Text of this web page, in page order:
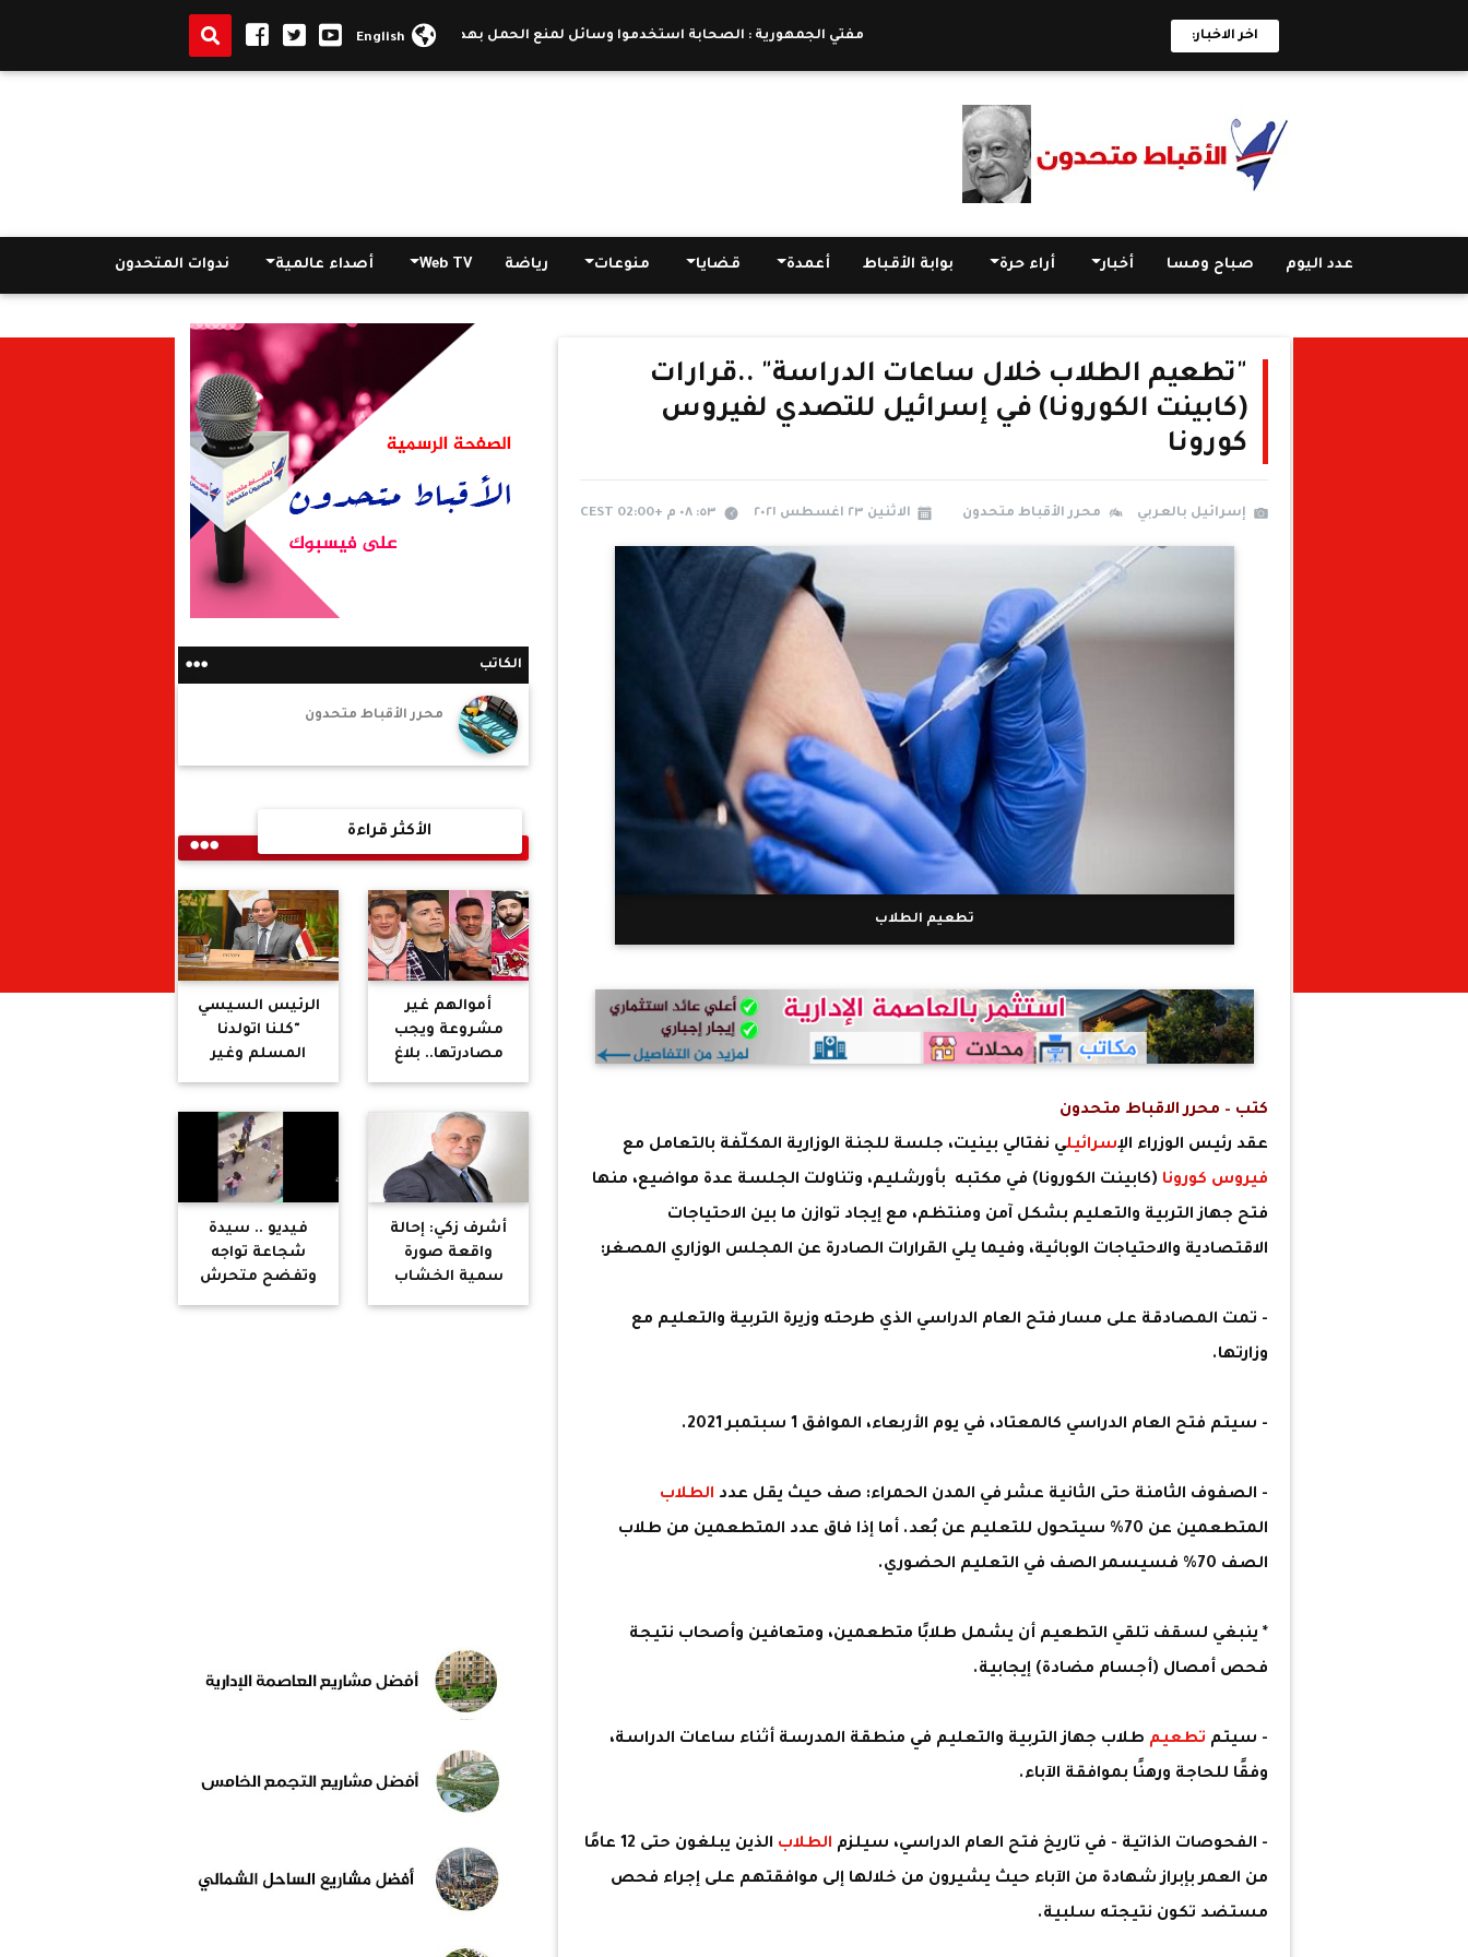
اخر الاخبار: مفتي الجمهورية : الصحابة استخدموا وسائل لمنع الحمل بهدف تنظيم النسل | السيسي يوجه بالقضاء على الاختناقات المرورية وحل English
عدد اليوم صباح ومسا أخبار أراء حرة بوابة الأقباط أعمدة قضايا منوعات رياضة Web TV أصداء عالمية ندوات المتحدون
"تطعيم الطلاب خلال ساعات الدراسة" ..قرارات
(كابينت الكورونا) في إسرائيل للتصدي لفيروس
كورونا
إسرائيل بالعربي محرر الأقباط متحدون الاثنين ٢٣ اغسطس ٢٠٢١ ٥٣: ٠٨ م +02:00 CEST
تطعيم الطلاب
كتب – محرر الاقباط متحدون
عقد رئيس الوزراء الإسرائيلي نفتالي بينيت، جلسة للجنة الوزارية المكلّفة بالتعامل مع
فيروس كورونا (كابينت الكورونا) في مكتبه بأورشليم، وتناولت الجلسة عدة مواضيع، منها
فتح جهاز التربية والتعليم بشكل آمن ومنتظم، مع إيجاد توازن ما بين الاحتياجات
الاقتصادية والاحتياجات الوبائية، وفيما يلي القرارات الصادرة عن المجلس الوزاري المصغر:
- تمت المصادقة على مسار فتح العام الدراسي الذي طرحته وزيرة التربية والتعليم مع
وزارتها.
- سيتم فتح العام الدراسي كالمعتاد، في يوم الأربعاء، الموافق 1 سبتمبر 2021.
- الصفوف الثامنة حتى الثانية عشر في المدن الحمراء: صف حيث يقل عدد الطلاب
المتطعمين عن 70% سيتحول للتعليم عن بُعد. أما إذا فاق عدد المتطعمين من طلاب
الصف 70% فسيسمر الصف في التعليم الحضوري.
* ينبغي لسقف تلقي التطعيم أن يشمل طلابًا متطعمين، ومتعافين وأصحاب نتيجة
فحص أمصال (أجسام مضادة) إيجابية.
- سيتم تطعيم طلاب جهاز التربية والتعليم في منطقة المدرسة أثناء ساعات الدراسة،
وفقًا للحاجة ورهنًا بموافقة الآباء.
- الفحوصات الذاتية - في تاريخ فتح العام الدراسي، سيلزم الطلاب
الذين يبلغون حتى 12 عامًا
من العمر بإبراز شهادة من الآباء حيث يشيرون من خلالها إلى موافقتهم على إجراء فحص
مستضد تكون نتيجته سلبية.
الكاتب
محرر الأقباط متحدون
الأكثر قراءة
أموالهم غير
مشروعة ويجب
مصادرتها.. بلاغ
للنائب العام ضد 4
المهرجانات
الرئيس السيسي
"كلنا اتولدنا
المسلم وغير
مسلم بالبطاقة
كبرنا هل فكرت ولا
خايف تفكر "
أشرف زكي: إحالة
واقعة صورة
سمية الخشاب
فيديو .. سيدة
شجاعة تواجه
وتفضح متحرش